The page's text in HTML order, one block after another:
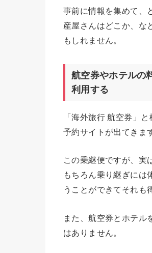
事前に情報を集めて、
産屋さんはどこか、な
もしれません。
航空券やホテルの
利用する
「海外旅行 航空券」
予約サイトが出てきま
この乗継便ですが、実
もちろん乗り継ぎには
うことができてそれも
また、航空券とホテル
はありません。